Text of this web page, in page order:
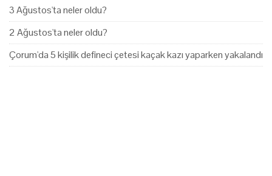
3 Ağustos'ta neler oldu?
2 Ağustos'ta neler oldu?
Çorum'da 5 kişilik defineci çetesi kaçak kazı yaparken yakalandı